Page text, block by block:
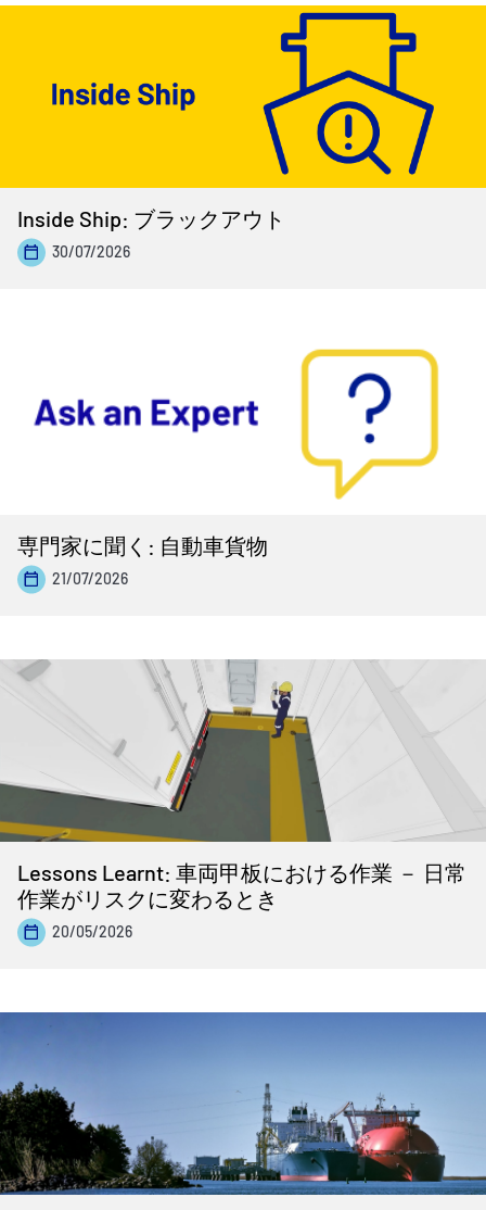
Inside Ship: ブラックアウト
30/07/2026
専門家に聞く: 自動車貨物
21/07/2026
Lessons Learnt: 車両甲板における作業 － 日常
作業がリスクに変わるとき
20/05/2026